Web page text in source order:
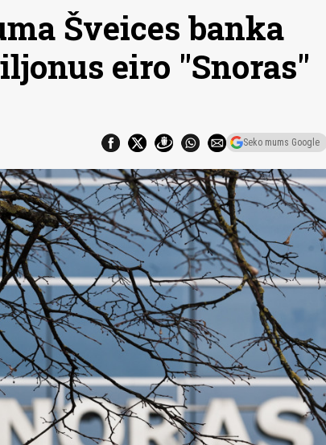
Šveices banka
eiro "Snoras"
Seko mums Google